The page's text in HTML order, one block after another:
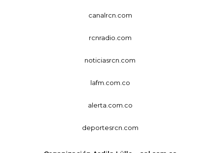
canalrcn.com
rcnradio.com
noticiasrcn.com
lafm.com.co
alerta.com.co
deportesrcn.com